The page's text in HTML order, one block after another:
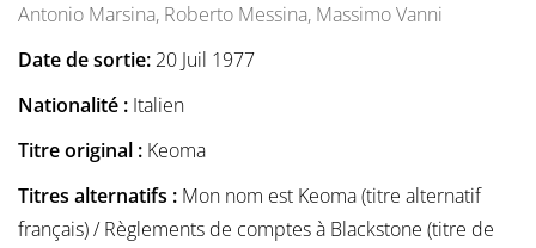
Antonio Marsina, Roberto Messina, Massimo Vanni
Date de sortie: 20 Juil 1977
Nationalité : Italien
Titre original : Keoma
Titres alternatifs : Mon nom est Keoma (titre alternatif
français) / Règlements de comptes à Blackstone (titre de